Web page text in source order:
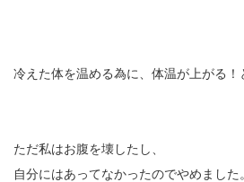
冷えた体を温める為に、体温が上がる！
ただ私はお腹を壊したし、
自分にはあってなかったのでやめました。